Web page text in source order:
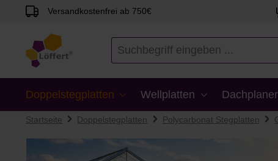
Zur Suche springen
Versandkostenfrei ab 750€
Doppelstegplatten Wellplatten Dachplaner
Startseite Doppelstegplatten Polycarbonat Stegplatten